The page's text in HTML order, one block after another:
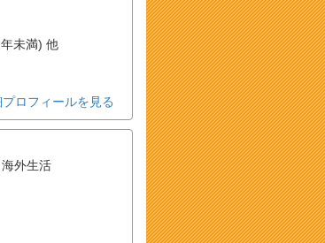
未満) 他
ロフィールを見る
海外生活